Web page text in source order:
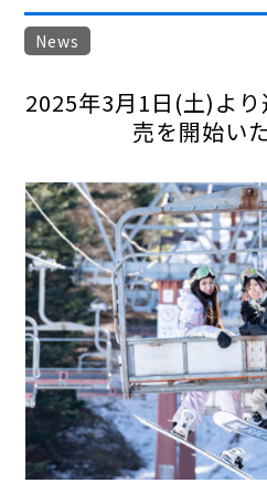
News
2025年3月1日(土)よ
売を開始い